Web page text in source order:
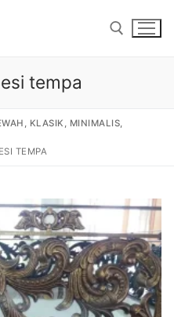
tempa
KLASIK, MINIMALIS,
TEMPA